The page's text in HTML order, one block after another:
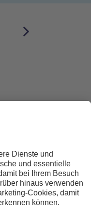
Nächste Seite
21